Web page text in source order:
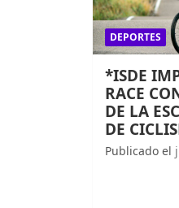
DEPORTES
*ISDE
RACE
DE LA
DE
Publicado el